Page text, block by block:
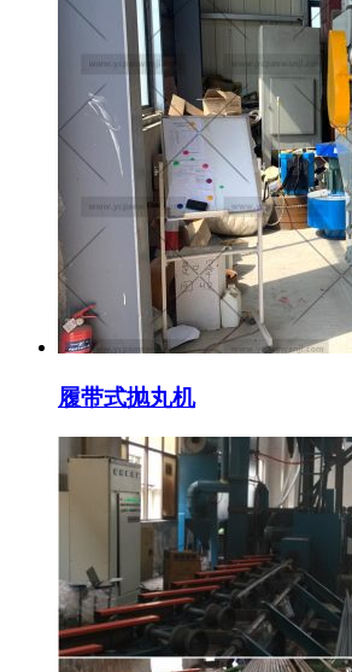
履带式抛丸机